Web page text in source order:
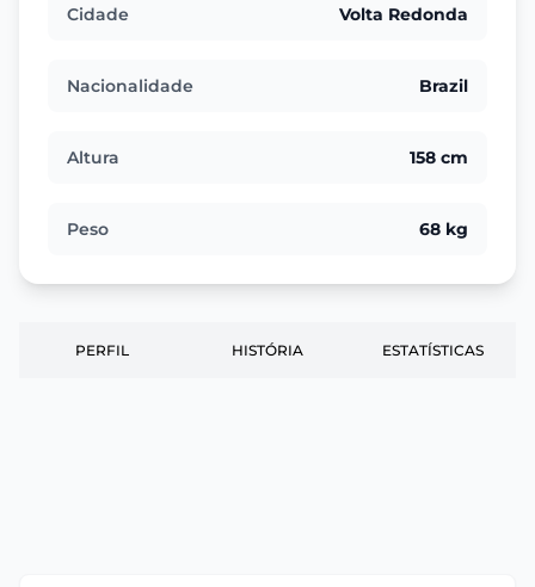
Cidade Volta Redonda
Nacionalidade Brazil
Altura 158 cm
Peso 68 kg
PERFIL HISTÓRIA ESTATÍSTICAS